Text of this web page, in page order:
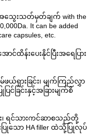
အသွေးသတ်မှတ်ချက် with the
It can be added
capsules, etc.
င်ထိန်းပေးနိုင်ပြီးအရေပြား
ရှားခြင်း၊ မျက်ကြည်လွှာ
ပြင်ခြင်းနှင့်အခြားမျက်စိ
း၊ ရင်သားကင်ဆာစသည်တို့
ော HA filler ထဲသို့ပြုလုပ်